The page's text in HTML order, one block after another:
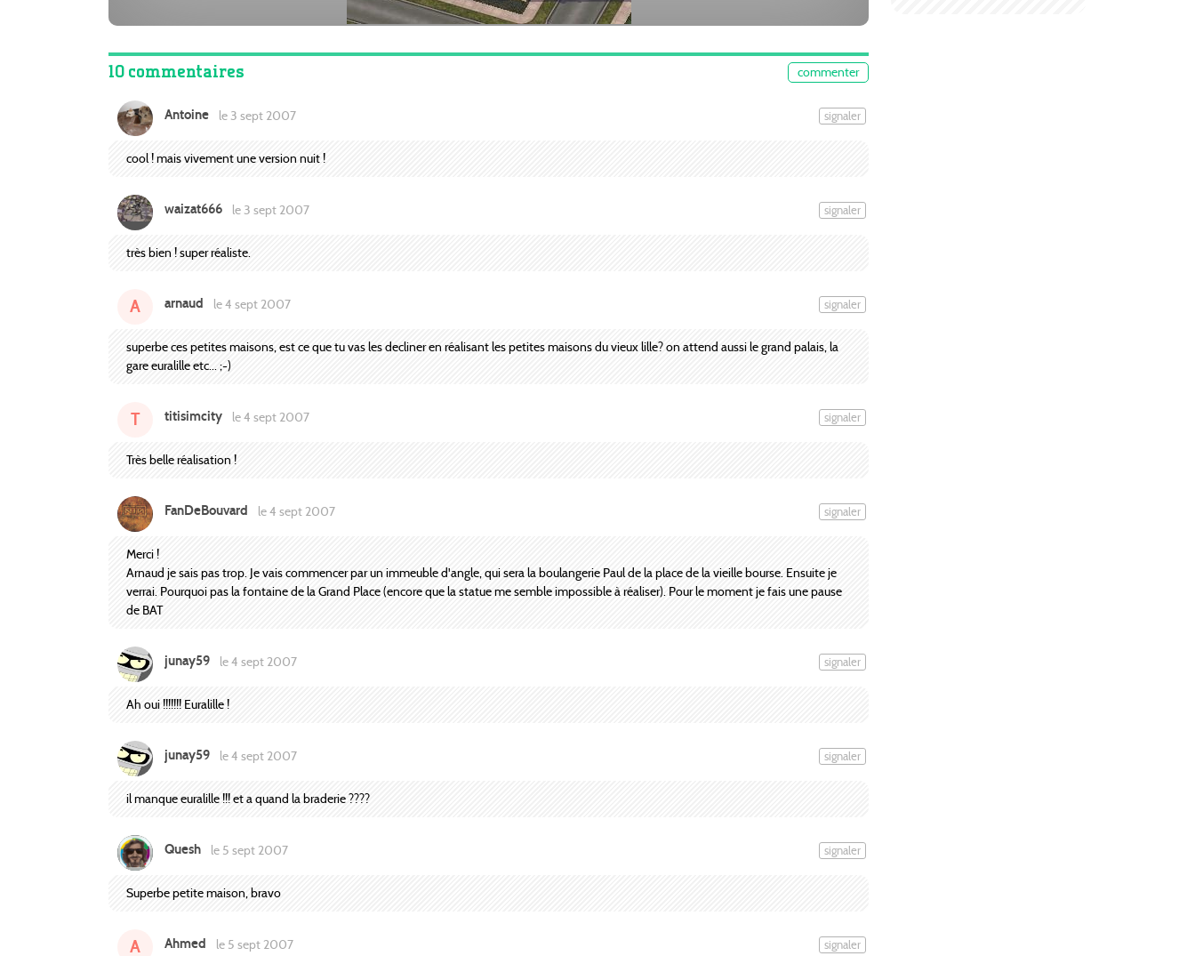
10 commentaires commenter
Antoine le 3 sept 2007 signaler
cool ! mais vivement une version nuit !
waizat666 le 3 sept 2007 signaler
très bien ! super réaliste.
A arnaud le 4 sept 2007 signaler
superbe ces petites maisons, est ce que tu vas les decliner en réalisant les petites maisons du vieux lille? on attend aussi le grand palais, la
gare euralille etc... ;-)
T titisimcity le 4 sept 2007 signaler
Très belle réalisation !
FanDeBouvard le 4 sept 2007 signaler
Merci !
Arnaud je sais pas trop. Je vais commencer par un immeuble d'angle, qui sera la boulangerie Paul de la place de la vieille bourse. Ensuite je
verrai. Pourquoi pas la fontaine de la Grand Place (encore que la statue me semble impossible à réaliser). Pour le moment je fais une pause
de BAT
junay59 le 4 sept 2007 signaler
Ah oui !!!!!!! Euralille !
junay59 le 4 sept 2007 signaler
il manque euralille !!! et a quand la braderie ????
Quesh le 5 sept 2007 signaler
Superbe petite maison, bravo
A Ahmed le 5 sept 2007 signaler